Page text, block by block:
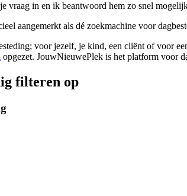
vraag in en ik beantwoord hem zo snel
aangemerkt als dé zoekmachine voor
voor jezelf, je kind, een cliënt of voor
opgezet. JouwNieuwePlek is het platform voor
filteren op